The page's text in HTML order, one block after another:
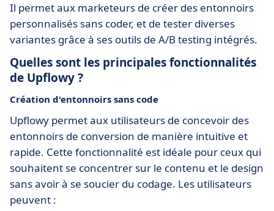
Il permet aux marketeurs de créer des entonnoirs
personnalisés sans coder, et de tester diverses
variantes grâce à ses outils de A/B testing intégrés.
Quelles sont les principales fonctionnalités
de Upflowy ?
Création d'entonnoirs sans code
Upflowy permet aux utilisateurs de concevoir des
entonnoirs de conversion de manière intuitive et
rapide. Cette fonctionnalité est idéale pour ceux qui
souhaitent se concentrer sur le contenu et le design
sans avoir à se soucier du codage. Les utilisateurs
peuvent :